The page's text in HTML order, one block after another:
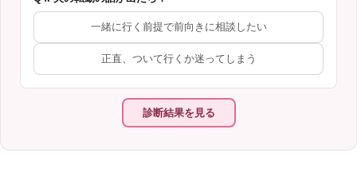
一緒に行く前提で前向きに相談したい
正直、ついて行くか迷ってしまう
診断結果を見る